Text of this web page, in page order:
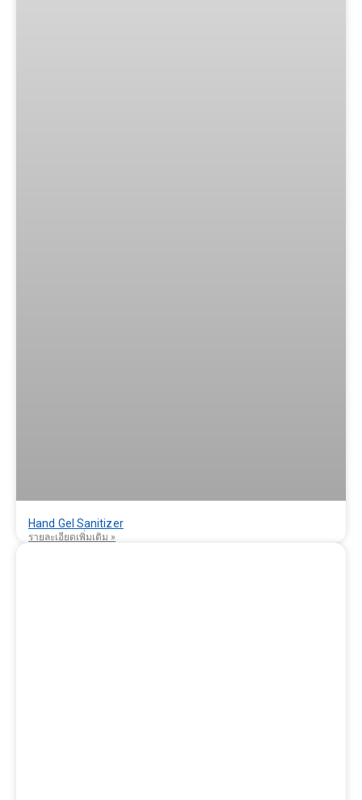
Hand Gel Sanitizer
รายละเอียดเพิ่มเติม »